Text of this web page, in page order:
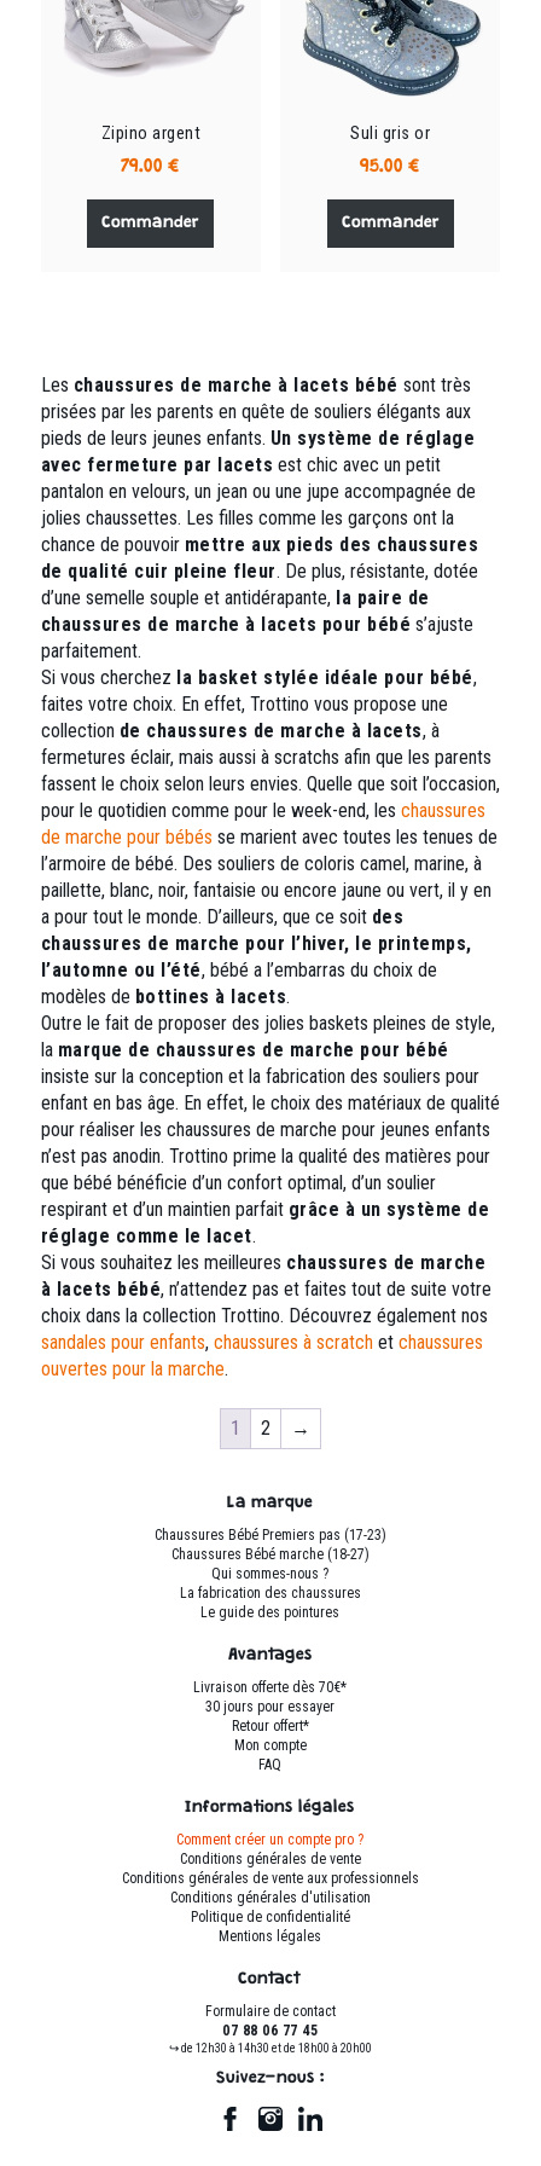
Les chaussures de marche à lacets bébé sont très
prisées par les parents en quête de souliers élégants aux
pieds de leurs jeunes enfants. Un système de réglage
avec fermeture par lacets est chic avec un petit
pantalon en velours, un jean ou une jupe accompagnée de
jolies chaussettes. Les filles comme les garçons ont la
chance de pouvoir mettre aux pieds des chaussures
de qualité cuir pleine fleur. De plus, résistante, dotée
d’une semelle souple et antidérapante,la paire de
chaussures de marche à lacets pour bébé s’ajuste
parfaitement.
Si vous cherchez la basket stylée idéale pour bébé,
faites votre choix. En effet, Trottino vous propose une
collection de chaussures de marche à lacets, à
fermetures éclair, mais aussi à scratchs afin que les parents
fassent le choix selon leurs envies. Quelle que soit l’occasion,
pour le quotidien comme pour le week-end, les chaussures
de marche pour bébés se marient avec toutes les tenues de
l’armoire de bébé. Des souliers de coloris camel, marine, à
paillette, blanc, noir, fantaisie ou encore jaune ou vert, il y en
a pour tout le monde. D’ailleurs, que ce soit des
chaussures de marche pour l’hiver, le printemps,
l’automne ou l’été, bébé a l’embarras du choix de
modèles de bottines à lacets.
Outre le fait de proposer des jolies baskets pleines de style,
la marque de chaussures de marche pour bébé
insiste sur la conception et la fabrication des souliers pour
enfant en bas âge. En effet, le choix des matériaux de qualité
pour réaliser les chaussures de marche pour jeunes enfants
n’est pas anodin. Trottino prime la qualité des matières pour
que bébé bénéficie d’un confort optimal, d’un soulier
respirant et d’un maintien parfait grâce à un système de
réglage comme le lacet.
Si vous souhaitez les meilleures chaussures de marche
à lacets bébé, n’attendez pas et faites tout de suite votre
choix dans la collection Trottino. Découvrez également nos
sandales pour enfants, chaussures à scratchet chaussures
ouvertes pour la marche.
choisies
sur
choisies
sur
la
Zipino argent
79.00€
Commander
Ce
a
peuvent
être
choisies
sur
la
page
du
produit
Suli gris or
95.00 €
Commander
Ce
a
peuvent
être
choisies
la
page
du
produit
1 2 →
La marque
Chaussures Bébé Premiers pas (17-23)
Chaussures Bébé marche (18-27)
Qui sommes-nous ?
La fabrication des chaussures
Le guide des pointures
Avantages
Livraison offerte dès 70€*
30 jours pour essayer
Retour offert*
Mon compte
FAQ
Informations légales
Comment créer un compte pro ?
Conditions générales de vente
Conditions générales de vente aux professionnels
Conditions générales d'utilisation
Politique de confidentialité
Mentions légales
Contact
Formulaire de contact
07 88 06 77 45
↪ de 12h30 à 14h30 et de 18h00 à 20h00
Suivez-nous :